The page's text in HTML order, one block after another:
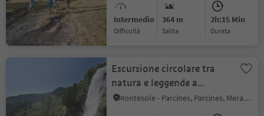
Intermedio
Difficoltà
364 m
Salita
2h:15 Min
durata
Escursione circolare tra
natura e leggende a
Parcines
Montesole - Parcines, Parcines, Merano e dintorni